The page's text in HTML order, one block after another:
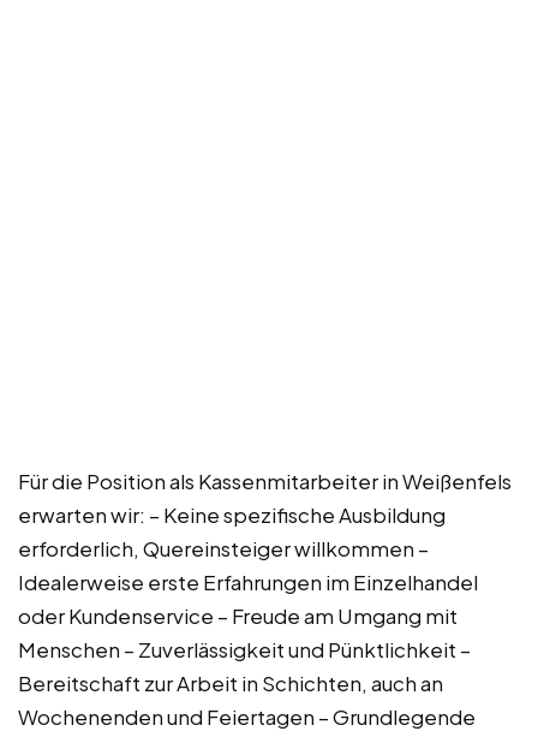
Für die Position als Kassenmitarbeiter in Weißenfels
erwarten wir: – Keine spezifische Ausbildung
erforderlich, Quereinsteiger willkommen –
Idealerweise erste Erfahrungen im Einzelhandel
oder Kundenservice – Freude am Umgang mit
Menschen – Zuverlässigkeit und Pünktlichkeit –
Bereitschaft zur Arbeit in Schichten, auch an
Wochenenden und Feiertagen – Grundlegende